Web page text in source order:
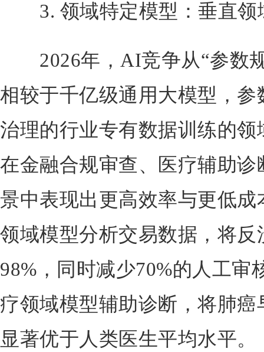
3. 领域特定模型：垂直领
2026年，AI竞争从“参数规
相较于千亿级通用大模型，
治理的行业专有数据训练的
在金融合规审查、医疗辅助
景中表现出更高效率与更低
领域模型分析交易数据，将
98%，同时减少70%的人工审
疗领域模型辅助诊断，将肺
显著优于人类医生平均水平。